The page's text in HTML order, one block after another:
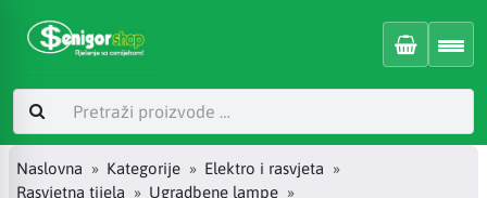
Naslovna Kategorije
Elektro i rasvjeta
Rasvjetna tijela
Ugradbene lampe